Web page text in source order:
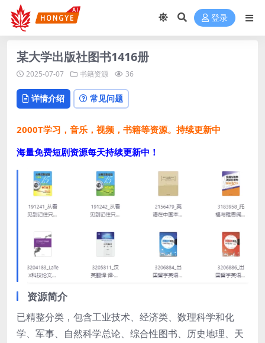
登录
某大学出版社图书1416册
2025-07-07 书籍资源 36
详情介绍 常见问题
2000T学习，音乐，视频，书籍等资源。持续更新中
海量免费短剧资源每天持续更新中！
资源简介
已精整分类，包含工业技术、经济类、数理科学和化
学、军事、自然科学总论、综合性图书、历史地理、天